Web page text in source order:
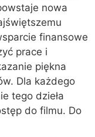
nowa
finansowe
prace i
piękna
Dla każdego
tego dzieła
do filmu. Do